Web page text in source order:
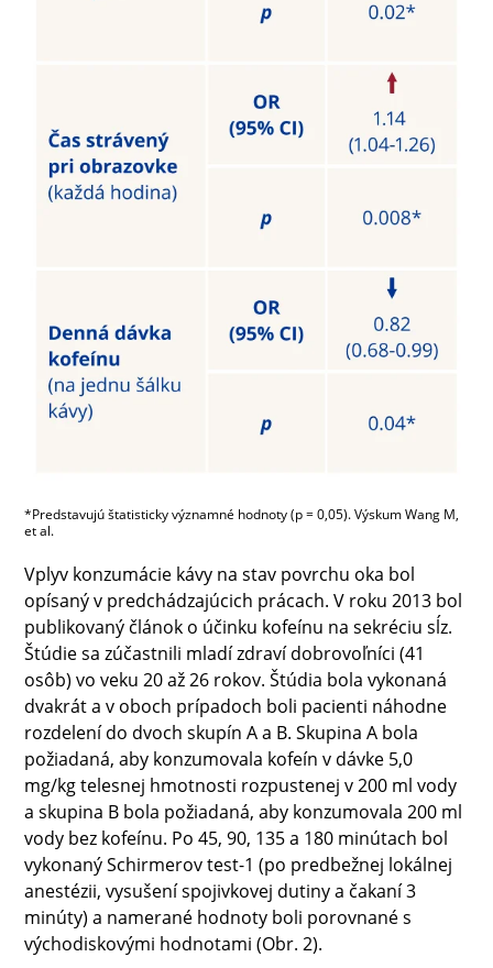
*Predstavujú štatisticky významné hodnoty (p = 0,05). Výskum Wang M,
et al.
Vplyv konzumácie kávy na stav povrchu oka bol
opísaný v predchádzajúcich prácach. V roku 2013 bol
publikovaný článok o účinku kofeínu na sekréciu sĺz.
Štúdie sa zúčastnili mladí zdraví dobrovoľníci (41
osôb) vo veku 20 až 26 rokov. Štúdia bola vykonaná
dvakrát a v oboch prípadoch boli pacienti náhodne
rozdelení do dvoch skupín A a B. Skupina A bola
požiadaná, aby konzumovala kofeín v dávke 5,0
mg/kg telesnej hmotnosti rozpustenej v 200 ml vody
a skupina B bola požiadaná, aby konzumovala 200 ml
vody bez kofeínu. Po 45, 90, 135 a 180 minútach bol
vykonaný Schirmerov test-1 (po predbežnej lokálnej
anestézii, vysušení spojivkovej dutiny a čakaní 3
minúty) a namerané hodnoty boli porovnané s
východiskovými hodnotami (Obr. 2).